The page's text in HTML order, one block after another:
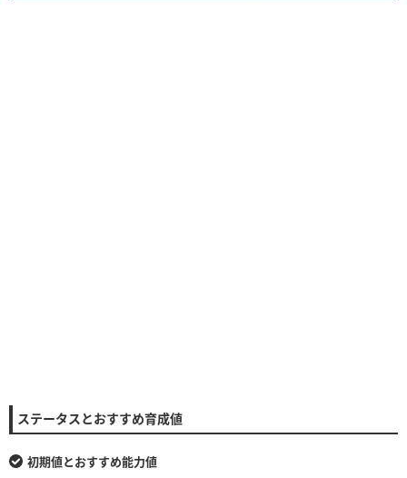
ステータスとおすすめ育成値
初期値とおすすめ能力値